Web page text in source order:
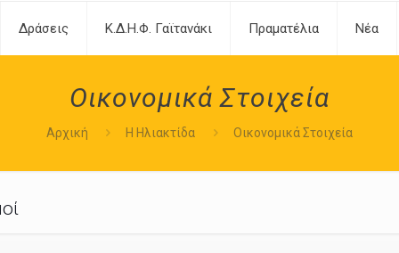
Δράσεις Κ.Δ.Η.Φ. Γαϊτανάκι Πραματέλια Νέα
Οικονομικά Στοιχεία
Αρχική Η Ηλιακτίδα Οικονομικά Στοιχεία